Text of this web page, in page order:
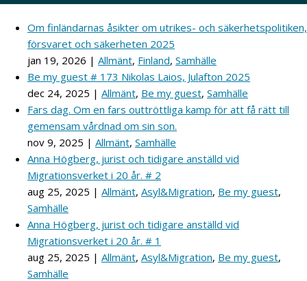
Om finländarnas åsikter om utrikes- och säkerhetspolitiken,
försvaret och säkerheten 2025
jan 19, 2026 | Allmänt, Finland, Samhälle
Be my guest # 173 Nikolas Laios, Julafton 2025
dec 24, 2025 | Allmänt, Be my guest, Samhälle
Fars dag. Om en fars outtröttliga kamp för att få rätt till
gemensam vårdnad om sin son.
nov 9, 2025 | Allmänt, Samhälle
Anna Högberg, jurist och tidigare anställd vid
Migrationsverket i 20 år. # 2
aug 25, 2025 | Allmänt, Asyl&Migration, Be my guest,
Samhälle
Anna Högberg, jurist och tidigare anställd vid
Migrationsverket i 20 år. # 1
aug 25, 2025 | Allmänt, Asyl&Migration, Be my guest,
Samhälle